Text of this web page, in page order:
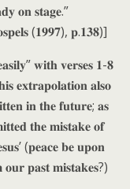
𝐨𝐧 𝐬𝐭𝐚𝐠𝐞.”
(𝟏𝟗𝟗𝟕), 𝐩.𝟏𝟑𝟖)]
𝐰𝐢𝐭𝐡 𝐯𝐞𝐫𝐬𝐞𝐬 𝟏-𝟖
𝐞𝐱𝐭𝐫𝐚𝐩𝐨𝐥𝐚𝐭𝐢𝐨𝐧 𝐚𝐥𝐬𝐨
𝐢𝐧 𝐭𝐡𝐞 𝐟𝐮𝐭𝐮𝐫𝐞; 𝐚𝐬
𝐭𝐡𝐞 𝐦𝐢𝐬𝐭𝐚𝐤𝐞 𝐨𝐟
(𝐩𝐞𝐚𝐜𝐞 𝐛𝐞 𝐮𝐩𝐨𝐧
𝐩𝐚𝐬𝐭 𝐦𝐢𝐬𝐭𝐚𝐤𝐞𝐬?)